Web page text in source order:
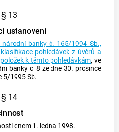
§ 13
ustanovení
národní banky č. 165/1994 Sb.,
pohledávek z úvěrů a
k těmto pohledávkám, ve
banky č. 8 ze dne 30. prosince
5/1995 Sb.
§ 14
dnem 1. ledna 1998.